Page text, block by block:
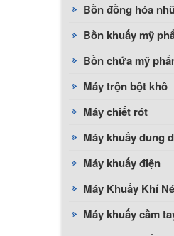
Bồn đồng hóa
Bồn khuấy mỹ
Bồn chứa mỹ
Máy trộn bột khô
Máy chiết rót
Máy khuấy dung
Máy khuấy điện
Máy Khuấy Khí
Máy khuấy cầm